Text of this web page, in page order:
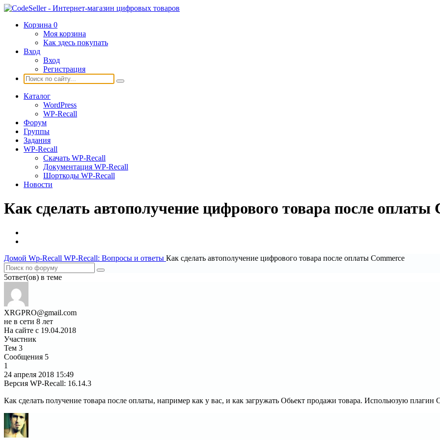
Корзина 0
Моя корзина
Как здесь покупать
Вход
Вход
Регистрация
Каталог
WordPress
WP-Recall
Форум
Группы
Задания
WP-Recall
Скачать WP-Recall
Документация WP-Recall
Шорткоды WP-Recall
Новости
Как сделать автополучение цифрового товара после оплаты
Домой Wp-Recall WP-Recall: Вопросы и ответы Как сделать автополучение цифрового товара после оплаты Сommerce
5ответ(ов) в теме
XRGPRO@gmail.com
не в сети 8 лет
На сайте с 19.04.2018
Участник
Тем 3
Сообщения 5
1
24 апреля 2018 15:49
Версия WP-Recall: 16.14.3
Как сделать получение товара после оплаты, например как у вас, и как загружать Обьект продажи товара. Испольюзую плагин